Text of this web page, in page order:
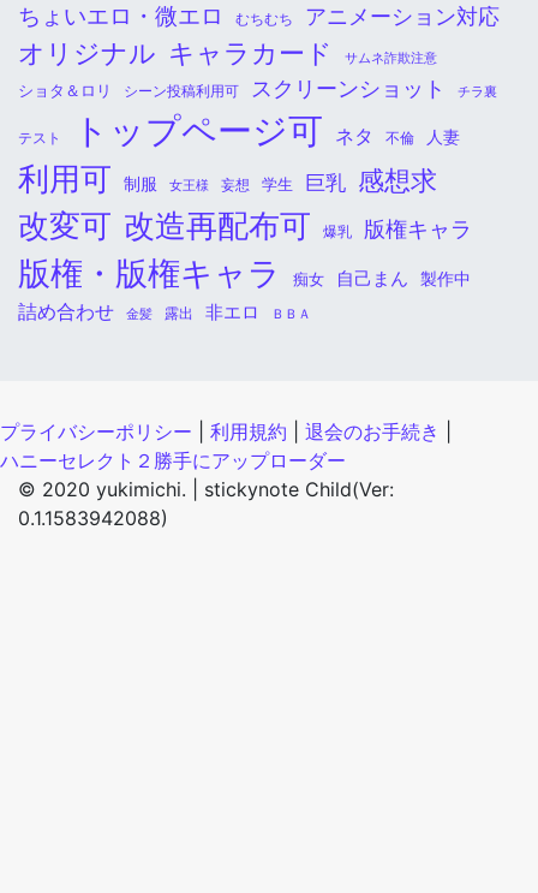
ちょいエロ・微エロ むちむち アニメーション対応
オリジナル キャラカード サムネ詐欺注意
ショタ＆ロリ シーン投稿利用可 スクリーンショット チラ裏
テスト トップページ可 ネタ 不倫 人妻
利用可 制服 女王様 妄想 学生 巨乳 感想求
改変可 改造再配布可 爆乳 版権キャラ
版権・版権キャラ 痴女 自己まん 製作中
詰め合わせ 金髪 露出 非エロ ＢＢＡ
プライバシーポリシー 利用規約 退会のお手続き
ハニーセレクト２勝手にアップローダー
© 2020 yukimichi. | stickynote Child(Ver:
0.1.1583942088)